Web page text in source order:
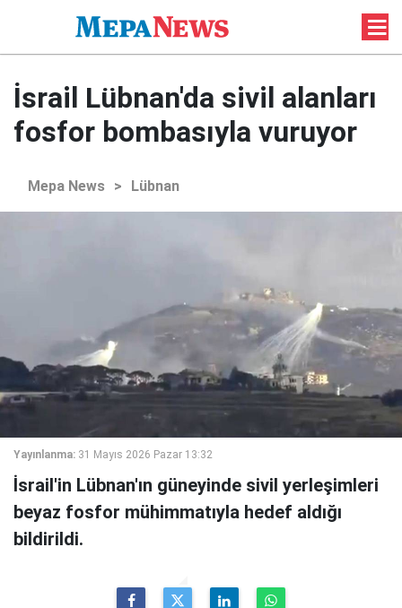
İsrail Lübnan'da sivil alanları
fosfor bombasıyla vuruyor
Mepa News > Lübnan
Yayınlanma: 31 Mayıs 2026 Pazar 13:32
İsrail'in Lübnan'ın güneyinde sivil yerleşimleri
beyaz fosfor mühimmatıyla hedef aldığı
bildirildi.